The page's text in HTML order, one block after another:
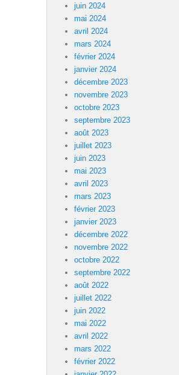
juin 2024
mai 2024
avril 2024
mars 2024
février 2024
janvier 2024
décembre 2023
novembre 2023
octobre 2023
septembre 2023
août 2023
juillet 2023
juin 2023
mai 2023
avril 2023
mars 2023
février 2023
janvier 2023
décembre 2022
novembre 2022
octobre 2022
septembre 2022
août 2022
juillet 2022
juin 2022
mai 2022
avril 2022
mars 2022
février 2022